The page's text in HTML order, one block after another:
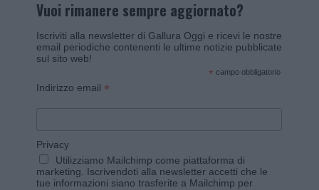
Vuoi rimanere sempre aggiornato?
Iscriviti alla newsletter di Gallura Oggi e ricevi le nostre
email periodiche contenenti le ultime notizie pubblicate
sul sito web!
* campo obbligatorio
Indirizzo email *
Privacy
Utilizziamo Mailchimp come piattaforma di
marketing. Iscrivendoti alla newsletter accetti che le
tue informazioni siano trasferite a Mailchimp per